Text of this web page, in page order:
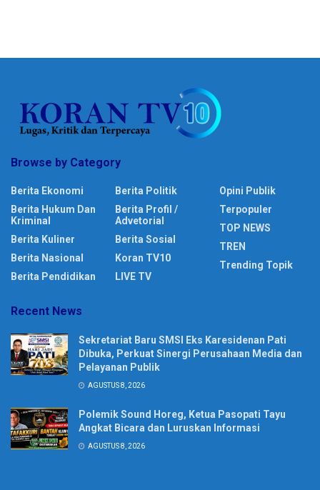
Browse by Category
Berita Ekonomi
Berita Hukum Dan
Kriminal
Berita Kuliner
Berita Nasional
Berita Pendidikan
Berita Politik
Berita Profil /
Advetorial
Berita Sosial
Koran TV10
LIVE TV
Opini Publik
Terpopuler
TOP NEWS
TREN
Trending Topik
Recent News
Sekretariat Baru SMSI Eks Karesidenan Pati
Dibuka, Perkuat Sinergi Perusahaan Media dan
Pelayanan Publik
AGUSTUS 8, 2026
Polemik Sound Horeg, Ketua Pasopati Tayu
Angkat Bicara dan Luruskan Informasi
AGUSTUS 8, 2026